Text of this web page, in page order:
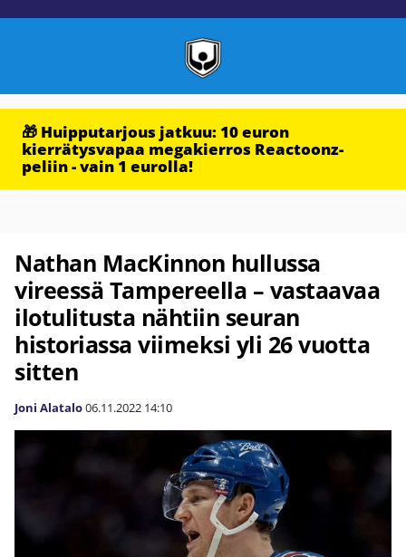
🎁 Huipputarjous jatkuu: 10 euron
kierrätysvapaa megakierros Reactoonz-
peliin - vain 1 eurolla!
Nathan MacKinnon hullussa
vireessä Tampereella – vastaavaa
ilotulitusta nähtiin seuran
historiassa viimeksi yli 26 vuotta
sitten
Joni Alatalo06.11.2022 14:10